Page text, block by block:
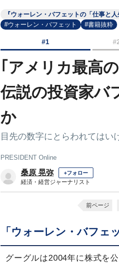
『ウォーレン・バフェットの「仕事と
#ウォーレン・バフェット
#書籍抜粋
#1
｢アメリカ最高
伝説の投資家バ
か
目先の数字にとらわれてはい
PRESIDENT Online
桑原 晃弥 +フォロー
経済・経営ジャーナリスト
前ページ
「ウォーレン・バフェ
グーグルは2004年に株式を